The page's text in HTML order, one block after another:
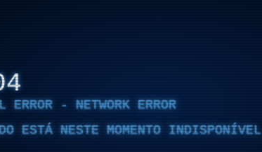
- NETWORK ERROR
ESTÁ NESTE MOMENTO INDISPONÍVEL